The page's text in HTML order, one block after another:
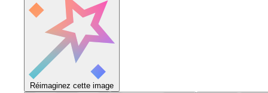
Réimaginez cette image